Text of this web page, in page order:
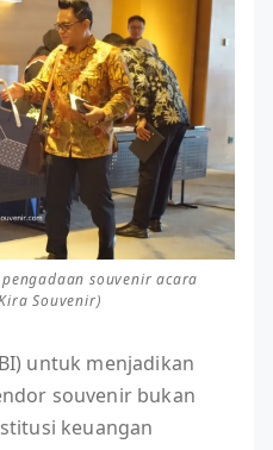
souvenir acara
Souvenir)
untuk menjadikan
souvenir bukan
keuangan